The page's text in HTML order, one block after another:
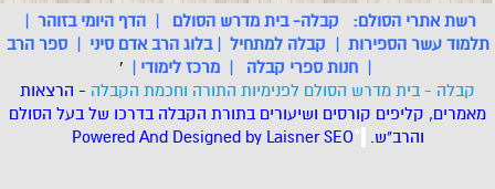
רשת אתרי הסולם: קבלה- בית מדרש הסולם |הדף היומי בזוהר |
תלמוד עשר הספירות | קבלה למתחיל |בלוג הרב אדם סיני |ספר הרב
| חנות ספרי קבלה | מרכז לימודי |
'
קבלה - בית מדרש הסולם לפנימיות התורה וחכמת הקבלה - הרצאות
מאמרים, קליפים קורסים ושיעורים בתורת הקבלה בדרכו של בעל הסולם
והרב"ש. *
Powered And Designed by LaisnerSEO